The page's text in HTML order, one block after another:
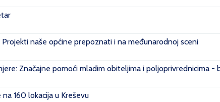
naše općine prepoznati i na međunarodnoj sceni
Značajne pomoći mladim obiteljima i poljoprivrednicima
160 lokacija u Kreševu